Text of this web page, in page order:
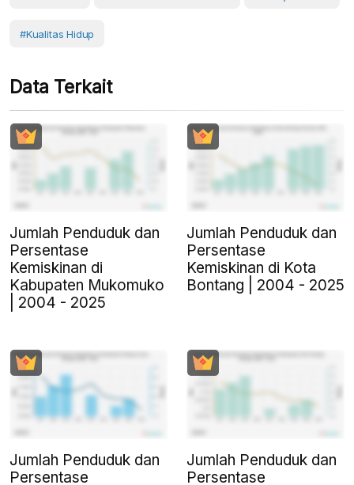
#Kualitas Hidup
Data Terkait
Jumlah Penduduk dan
Persentase
Kemiskinan di
Kabupaten Mukomuko
| 2004 - 2025
Jumlah Penduduk dan
Persentase
Kemiskinan di Kota
Bontang | 2004 - 2025
Jumlah Penduduk dan
Persentase
Jumlah Penduduk dan
Persentase